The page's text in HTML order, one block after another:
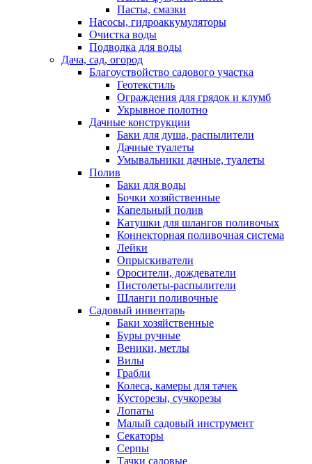
Пасты, смазки
Насосы, гидроаккумуляторы
Очистка воды
Подводка для воды
Дача, сад, огород
Благоуствойство садового участка
Геотекстиль
Ограждения для грядок и клумб
Укрывное полотно
Дачные конструкции
Баки для душа, распылители
Дачные туалеты
Умывальники дачные, туалеты
Полив
Баки для воды
Бочки хозяйственные
Капельный полив
Катушки для шлангов поливочых
Коннекторная поливочная система
Лейки
Опрыскиватели
Оросители, дождеватели
Пистолеты-распылители
Шланги поливочные
Садовый инвентарь
Баки хозяйственные
Буры ручные
Веники, метлы
Вилы
Грабли
Колеса, камеры для тачек
Кусторезы, сучкорезы
Лопаты
Малый садовый инструмент
Секаторы
Серпы
Тачки садовые